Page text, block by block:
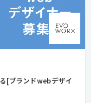
[ブランドwebデザイ